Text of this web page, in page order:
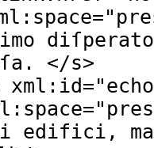
="
</s>
xml:id="
="
edifici, ma